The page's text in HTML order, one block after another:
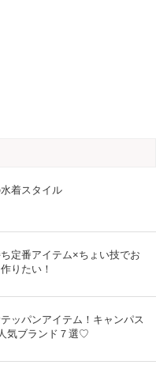
着スタイル
定番アイテム×ちょい技でお
りたい！
ッパンアイテム！キャンパス
気ブランド７選♡